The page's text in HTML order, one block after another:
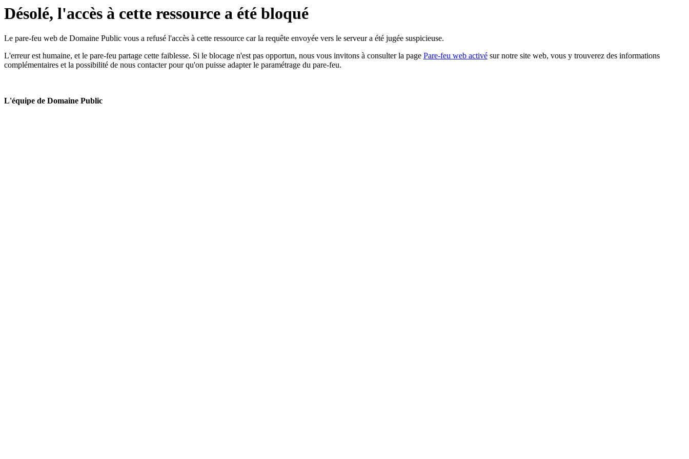
Désolé, l'accès à cette ressource a été bloqué
Le pare-feu web de Domaine Public vous a refusé l'accès à cette ressource car la requête envoyée vers le serveur a été jugée suspicieuse.
L'erreur est humaine, et le pare-feu partage cette faiblesse. Si le blocage n'est pas opportun, nous vous invitons à consulter la page Pare-feu web activé sur notre site web, vous y trouverez des informations
complémentaires et la possibilité de nous contacter pour qu'on puisse adapter le paramétrage du pare-feu.
L'équipe de Domaine Public